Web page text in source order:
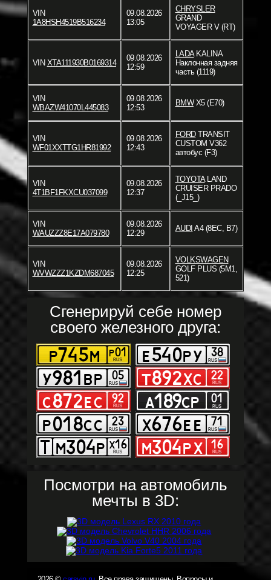
VIN
1A8HSH4519B516234
09.08.2026
13:05
CHRYSLER
GRAND
VOYAGER V (RT)
VIN XTA111930B0169314
09.08.2026
12:59
LADAKALINA
Наклонная задняя
часть (1119)
VIN
WBAZW41070L445083
09.08.2026
12:53
BMWX5 (E70)
VIN
WF01XXTTG1HR81992
09.08.2026
12:43
FORDTRANSIT
CUSTOM V362
автобус (F3)
VIN
4T1BF1FKXCU037099
09.08.2026
12:37
TOYOTALAND
CRUISER PRADO
(_J15_)
VIN
WAUZZZ8E17A079780
09.08.2026
12:29
AUDI A4 (8EC, B7)
VIN
WVWZZZ1KZDM687045
09.08.2026
12:25
VOLKSWAGEN
GOLF PLUS (5M1,
521)
Сгенерируй себе номер
своего железного друга:
Посмотри на автомобиль
мечты в 3D: